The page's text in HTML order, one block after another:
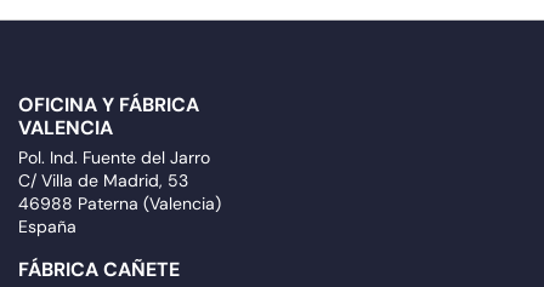
OFICINA Y FÁBRICA
VALENCIA
Pol. Ind. Fuente del Jarro
C/ Villa de Madrid, 53
46988 Paterna (Valencia)
España
FÁBRICA CAÑETE